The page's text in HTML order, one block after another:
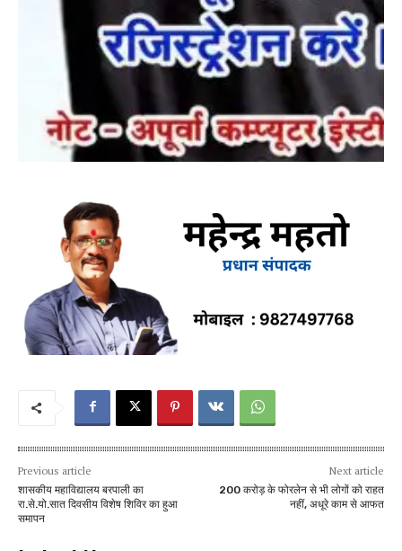
Previous article
शासकीय महाविद्यालय बरपाली का
रा.से.यो.सात दिवसीय विशेष शिविर का हुआ
समापन
Next article
200 करोड़ के फोरलेन से भी लोगों को राहत
नहीं, अधूरे काम से आफत